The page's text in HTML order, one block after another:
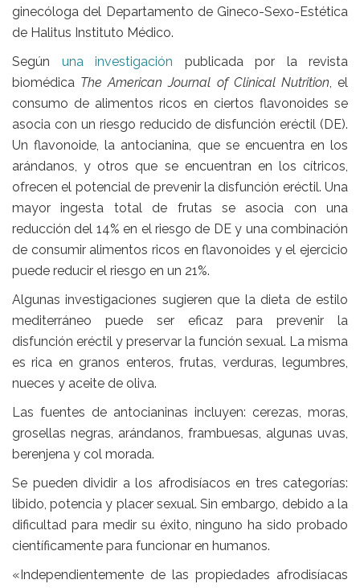
ginecóloga del Departamento de Gineco-Sexo-Estética
de Halitus Instituto Médico.
Según una investigación publicada por la revista
biomédica The American Journal of Clinical Nutrition, el
consumo de alimentos ricos en ciertos flavonoides se
asocia con un riesgo reducido de disfunción eréctil (DE).
Un flavonoide, la antocianina, que se encuentra en los
arándanos, y otros que se encuentran en los cítricos,
ofrecen el potencial de prevenir la disfunción eréctil. Una
mayor ingesta total de frutas se asocia con una
reducción del 14% en el riesgo de DE y una combinación
de consumir alimentos ricos en flavonoides y el ejercicio
puede reducir el riesgo en un 21%.
Algunas investigaciones sugieren que la dieta de estilo
mediterráneo puede ser eficaz para prevenir la
disfunción eréctil y preservar la función sexual. La misma
es rica en granos enteros, frutas, verduras, legumbres,
nueces y aceite de oliva.
Las fuentes de antocianinas incluyen: cerezas, moras,
grosellas negras, arándanos, frambuesas, algunas uvas,
berenjena y col morada.
Se pueden dividir a los afrodisíacos en tres categorías:
libido, potencia y placer sexual. Sin embargo, debido a la
dificultad para medir su éxito, ninguno ha sido probado
científicamente para funcionar en humanos.
«Independientemente de las propiedades afrodisíacas